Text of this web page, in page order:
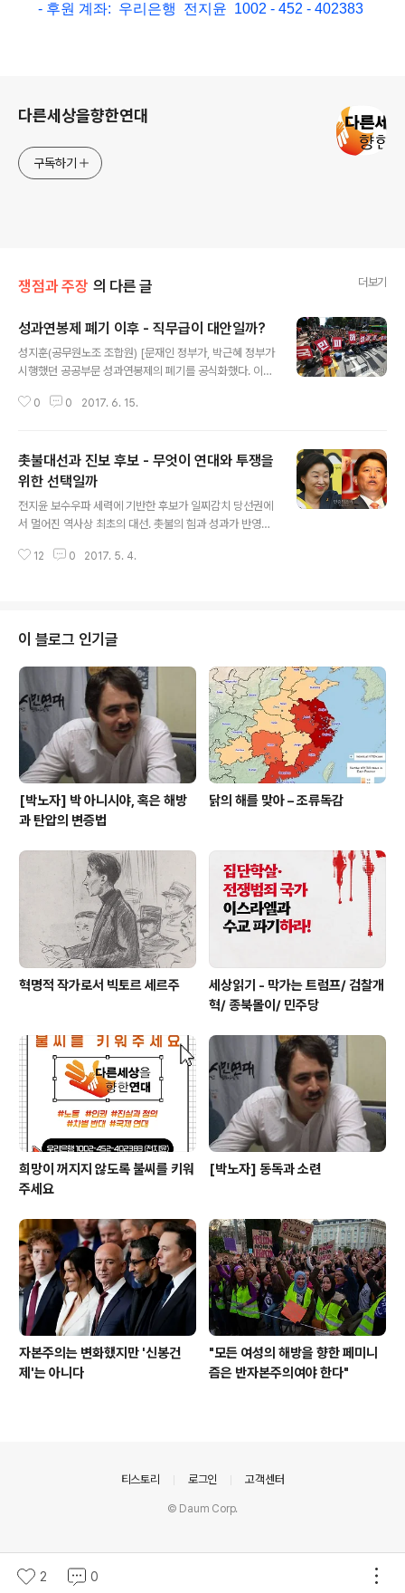
- 후원 계좌: 우리은행 전지윤 1002 - 452 - 402383
다른세상을향한연대
구독하기
쟁점과 주장 의 다른 글 더보기
성과연봉제 폐기 이후 - 직무급이 대안일까?
성지훈(공무원노조 조합원) [문재인 정부가, 박근혜 정부가
시행했던 공공부문 성과연봉제의 폐기를 공식화했다. 이것
조금씩 나타나고 있는 것들 중에 하나일 것이다. 하지만 성
관점으로 살펴보는 글이다.] 지난 1월 콜센터에서 일하던
한 현장실습생이 자살을 했다. 그에겐 하루에 채워야할 콜
수 할당량이 있었고, 할당량을 채우지 못한 콜 수에 따라 점
수가 깎이기 때문에 시간외근로를 해서라도 콜 수를 채워
는 10등급으로 나누어진 성과평가 등급에 따라 성과급을
0 0 2017. 6. 15.
촛불대선과 진보 후보 - 무엇이 연대와 투쟁을
위한 선택일까
전지윤 보수우파 세력에 기반한 후보가 일찌감치 당선권에
서 멀어진 역사상 최초의 대선. 촛불의 힘과 성과가 반영된
다. 얼마 전까지 민주당 후보와 민주당에서 갈라진 후보가
웠던 시절을 보는 것 같다. 보수의 독립적 가치를 지켜야 한
다는 ‘독자파’, 보수진영의 대통합이 필요하다는 ‘통합파’,
당선 가능한 야권 후보를 지지하고 동맹을 맺자는 ‘비판적
지지파’가 등장해서 서로 치고받고 있다. 고질적인 지역주
의와 색깔론도 전 같은 파괴력을 보이지 못하고 있다. 물론
이번 대선은 촛불 투쟁을 뒤..
12 0 2017. 5. 4.
이 블로그 인기글
[박노자] 박 아니시야, 혹은 해방
과 탄압의 변증법
닭의 해를 맞아 – 조류독감
혁명적 작가로서 빅토르 세르주
세상읽기 - 막가는 트럼프/ 검찰개
혁/ 종북몰이/ 민주당
희망이 꺼지지 않도록 불씨를 키워
주세요
[박노자] 동독과 소련
자본주의는 변화했지만 '신봉건
제'는 아니다
"모든 여성의 해방을 향한 페미니
즘은 반자본주의여야 한다"
2 0
티스토리 로그인 고객센터
© Daum Corp.